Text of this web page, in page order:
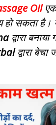
Oilएक
हो सकता
द्वारा
द्वारा बेचा